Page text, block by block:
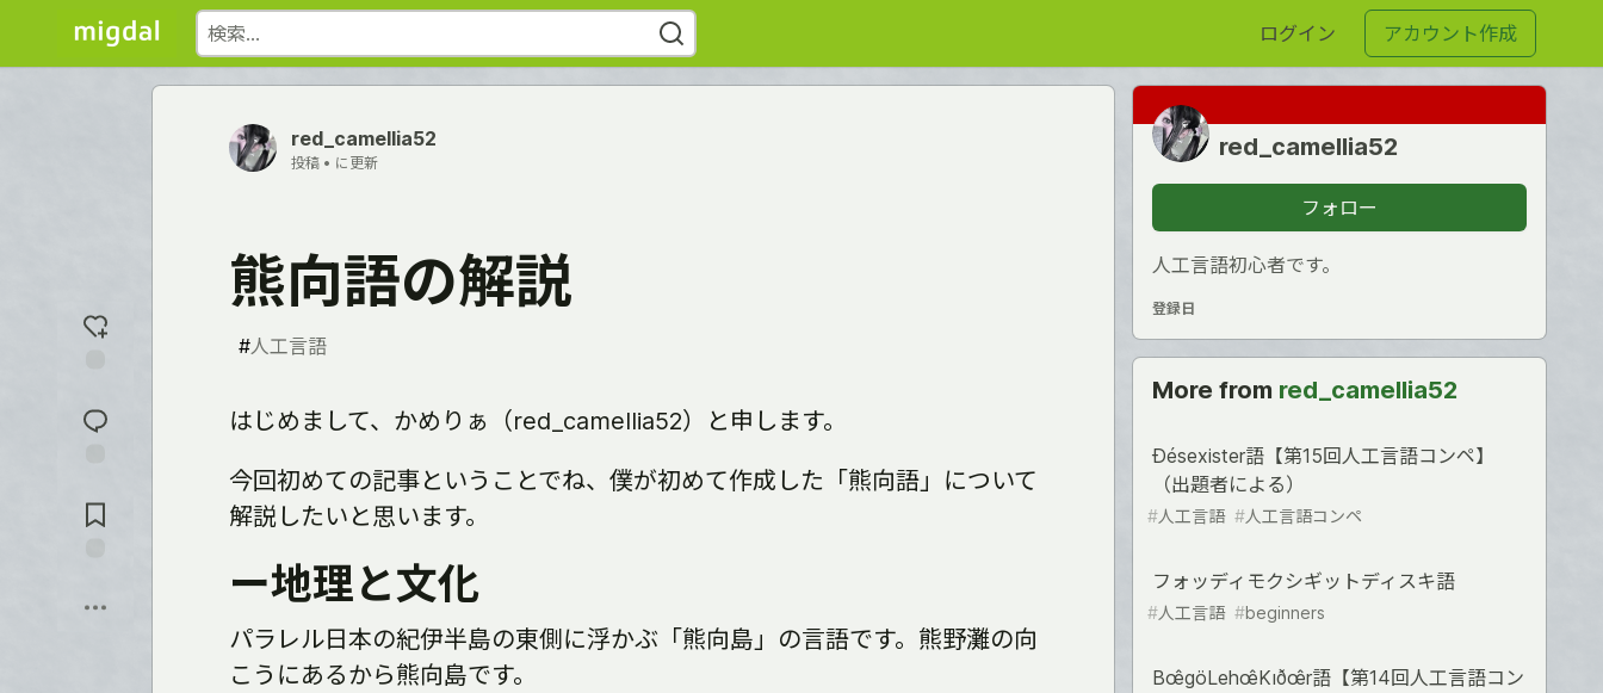
ログイン アカウント作成
応
を
メ
ン
ぶ
存
red_camellia52
投稿 • に更新
熊向語の解説
#人工言語
はじめまして、かめりぁ（red_camellia52）と申します。
今回初めての記事ということでね、僕が初めて作成した「熊向語」について
解説したいと思います。
ー地理と文化
パラレル日本の紀伊半島の東側に浮かぶ「熊向島」の言語です。熊野灘の向
こうにあるから熊向島です。
red_camellia52
フォロー
人工言語初心者です。
登録日
More from red_camellia52
Ðésexister語【第15回人工言語コンペ】
（出題者による）
#人工言語 #人工言語コンペ
フォッディモクシギットディスキ語
#人工言語 #beginners
Bœ̂göLehœ̂Kıðœ̂r語【第14回人工言語コン